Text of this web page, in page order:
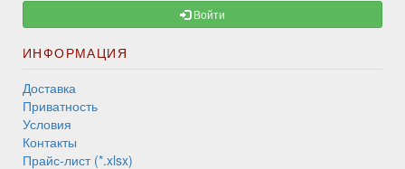
Войти
ИНФОРМАЦИЯ
Доставка
Приватность
Условия
Контакты
Прайс-лист (*.xlsx)